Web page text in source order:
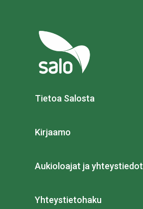
Tietoa Salosta
Kirjaamo
Aukioloajat ja yhteystiedot
Yhteystietohaku